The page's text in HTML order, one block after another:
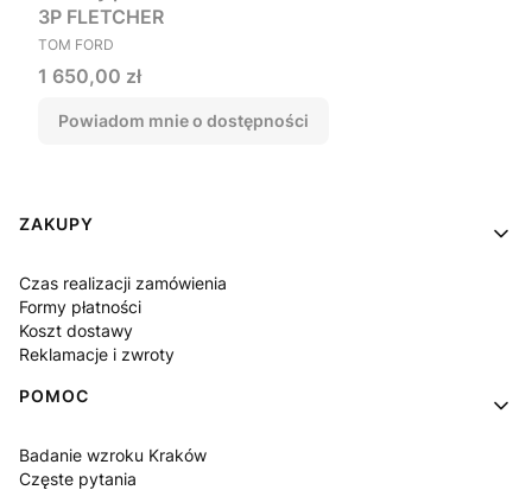
3P FLETCHER
PRODUCENT
TOM FORD
Cena
1 650,00 zł
Powiadom mnie o dostępności
Linki w stopce
ZAKUPY
Czas realizacji zamówienia
Formy płatności
Koszt dostawy
Reklamacje i zwroty
POMOC
Badanie wzroku Kraków
Częste pytania